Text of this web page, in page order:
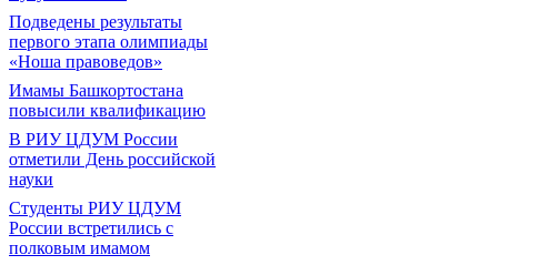
Подведены результаты
первого этапа олимпиады
«Ноша правоведов»
Имамы Башкортостана
повысили квалификацию
В РИУ ЦДУМ России
отметили День российской
науки
Студенты РИУ ЦДУМ
России встретились с
полковым имамом